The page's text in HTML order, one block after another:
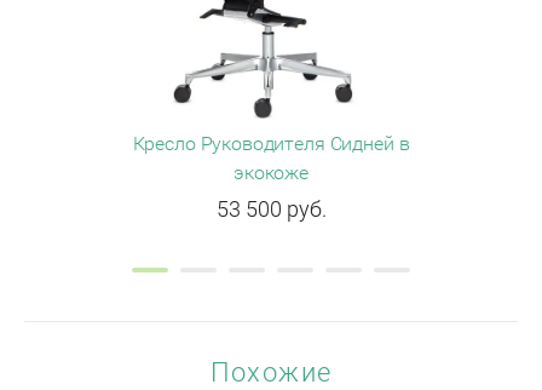
Кресло Руководителя Сидней в
экокоже
53 500 руб.
Похожие